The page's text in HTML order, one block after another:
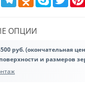
ОПЦИИ
руб. (окончательная
и размеров